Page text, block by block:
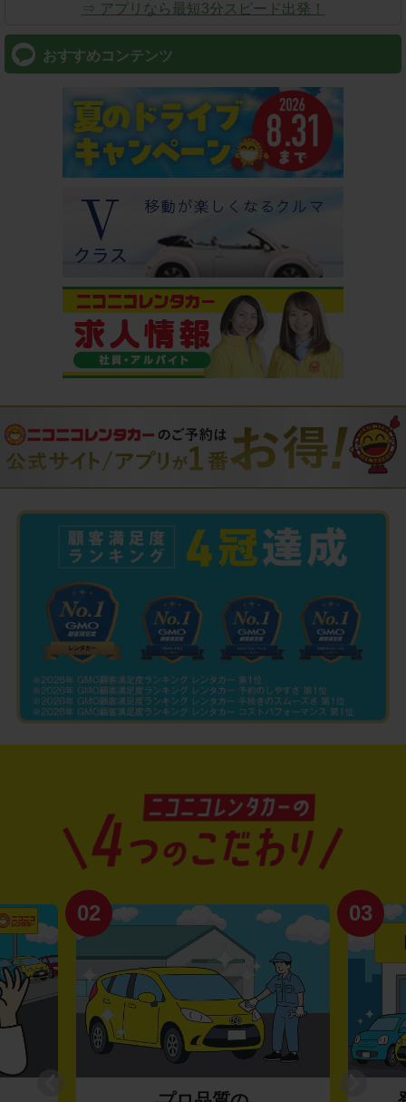
⇒ アプリなら最短3分スピード出発！
おすすめコンテンツ
02 03